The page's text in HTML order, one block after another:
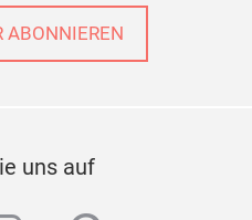
uns auf